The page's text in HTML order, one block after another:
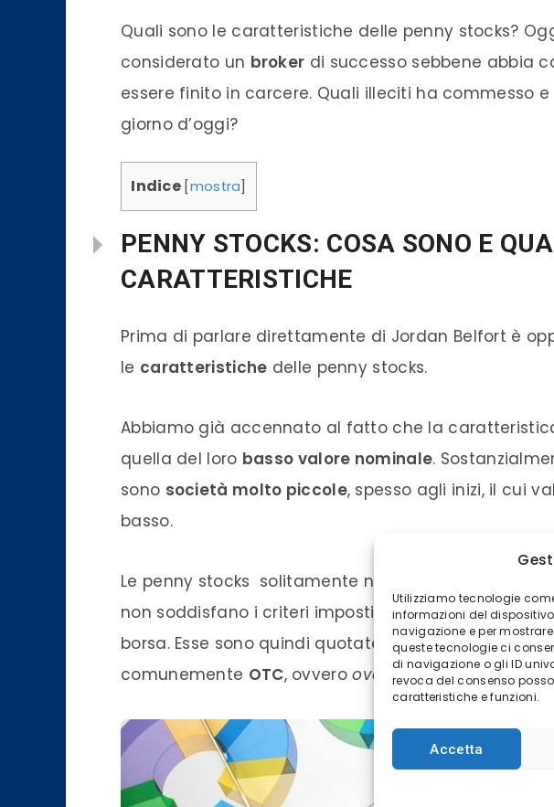
Utilizziamo tecnologie
informazioni del
navigazione e per
queste tecnologie ci
di navigazione o gli ID
revoca del consenso
caratteristiche e funzioni.
Accetta
Quali sono le caratteristiche delle penny stocks?
considerato un broker di successo sebbene abbia
essere finito in carcere. Quali illeciti ha commesso
giorno d’oggi?
Indice [mostra]
PENNY STOCKS: COSA SONO E
CARATTERISTICHE
Prima di parlare direttamente di Jordan Belfort è
le caratteristiche delle penny stocks.
Abbiamo già accennato al fatto che la
quella del loro basso valore nominale.
sono società molto piccole, spesso agli inizi, il cui
basso.
Le penny stocks solitamente non sono quotate nelle
non soddisfano i criteri imposti alle società per
borsa. Esse sono quindi quotate sumercati non
comunemente OTC, ovveroover the counter.